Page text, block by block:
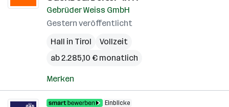
Gebrüder Weiss GmbH
Gestern veröffentlicht
Hall in Tirol
Vollzeit
ab 2.285,10 € monatlich
Merken
Einblicke